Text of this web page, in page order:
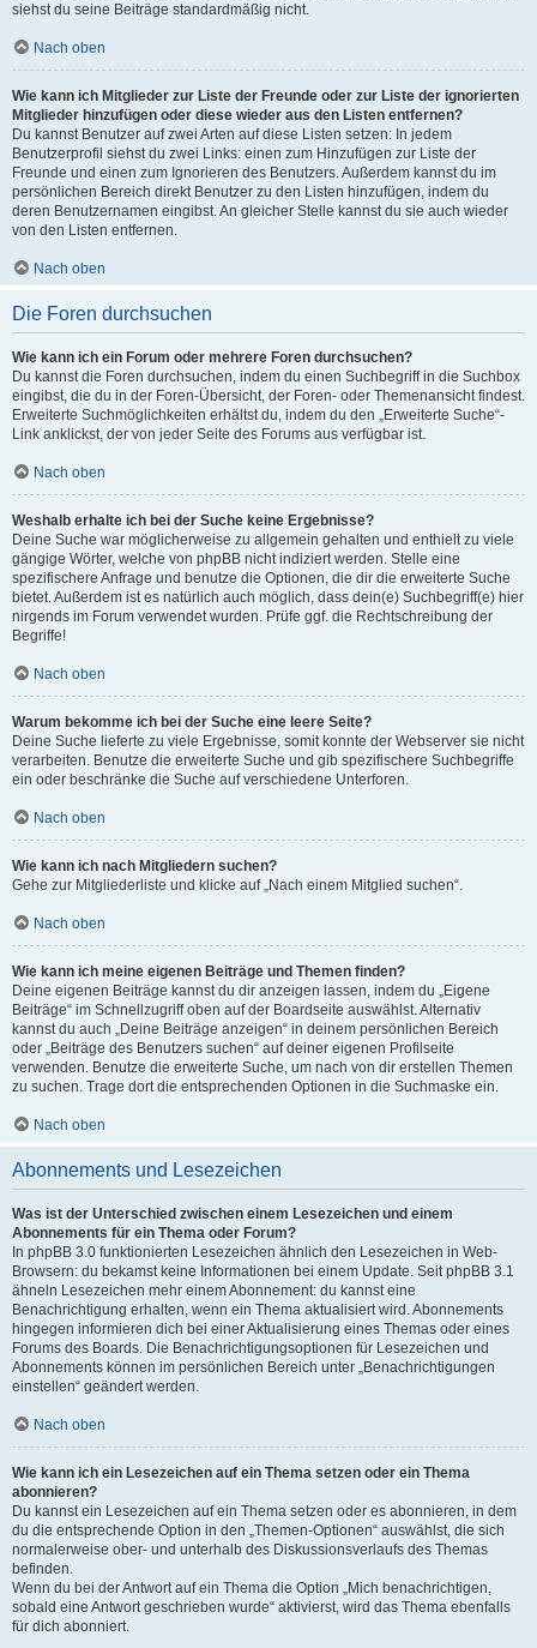
siehst du seine Beiträge standardmäßig nicht.
Nach oben
Wie kann ich Mitglieder zur Liste der Freunde oder zur Liste der ignorierten
Mitglieder hinzufügen oder diese wieder aus den Listen entfernen?
Du kannst Benutzer auf zwei Arten auf diese Listen setzen: In jedem
Benutzerprofil siehst du zwei Links: einen zum Hinzufügen zur Liste der
Freunde und einen zum Ignorieren des Benutzers. Außerdem kannst du im
persönlichen Bereich direkt Benutzer zu den Listen hinzufügen, indem du
deren Benutzernamen eingibst. An gleicher Stelle kannst du sie auch wieder
von den Listen entfernen.
Nach oben
Die Foren durchsuchen
Wie kann ich ein Forum oder mehrere Foren durchsuchen?
Du kannst die Foren durchsuchen, indem du einen Suchbegriff in die Suchbox
eingibst, die du in der Foren-Übersicht, der Foren- oder Themenansicht findest.
Erweiterte Suchmöglichkeiten erhältst du, indem du den „Erweiterte Suche“-
Link anklickst, der von jeder Seite des Forums aus verfügbar ist.
Nach oben
Weshalb erhalte ich bei der Suche keine Ergebnisse?
Deine Suche war möglicherweise zu allgemein gehalten und enthielt zu viele
gängige Wörter, welche von phpBB nicht indiziert werden. Stelle eine
spezifischere Anfrage und benutze die Optionen, die dir die erweiterte Suche
bietet. Außerdem ist es natürlich auch möglich, dass dein(e) Suchbegriff(e) hier
nirgends im Forum verwendet wurden. Prüfe ggf. die Rechtschreibung der
Begriffe!
Nach oben
Warum bekomme ich bei der Suche eine leere Seite?
Deine Suche lieferte zu viele Ergebnisse, somit konnte der Webserver sie nicht
verarbeiten. Benutze die erweiterte Suche und gib spezifischere Suchbegriffe
ein oder beschränke die Suche auf verschiedene Unterforen.
Nach oben
Wie kann ich nach Mitgliedern suchen?
Gehe zur Mitgliederliste und klicke auf „Nach einem Mitglied suchen“.
Nach oben
Wie kann ich meine eigenen Beiträge und Themen finden?
Deine eigenen Beiträge kannst du dir anzeigen lassen, indem du „Eigene
Beiträge“ im Schnellzugriff oben auf der Boardseite auswählst. Alternativ
kannst du auch „Deine Beiträge anzeigen“ in deinem persönlichen Bereich
oder „Beiträge des Benutzers suchen“ auf deiner eigenen Profilseite
verwenden. Benutze die erweiterte Suche, um nach von dir erstellen Themen
zu suchen. Trage dort die entsprechenden Optionen in die Suchmaske ein.
Nach oben
Abonnements und Lesezeichen
Was ist der Unterschied zwischen einem Lesezeichen und einem
Abonnements für ein Thema oder Forum?
In phpBB 3.0 funktionierten Lesezeichen ähnlich den Lesezeichen in Web-
Browsern: du bekamst keine Informationen bei einem Update. Seit phpBB 3.1
ähneln Lesezeichen mehr einem Abonnement: du kannst eine
Benachrichtigung erhalten, wenn ein Thema aktualisiert wird. Abonnements
hingegen informieren dich bei einer Aktualisierung eines Themas oder eines
Forums des Boards. Die Benachrichtigungsoptionen für Lesezeichen und
Abonnements können im persönlichen Bereich unter „Benachrichtigungen
einstellen“ geändert werden.
Nach oben
Wie kann ich ein Lesezeichen auf ein Thema setzen oder ein Thema
abonnieren?
Du kannst ein Lesezeichen auf ein Thema setzen oder es abonnieren, in dem
du die entsprechende Option in den „Themen-Optionen“ auswählst, die sich
normalerweise ober- und unterhalb des Diskussionsverlaufs des Themas
befinden.
Wenn du bei der Antwort auf ein Thema die Option „Mich benachrichtigen,
sobald eine Antwort geschrieben wurde“ aktivierst, wird das Thema ebenfalls
für dich abonniert.